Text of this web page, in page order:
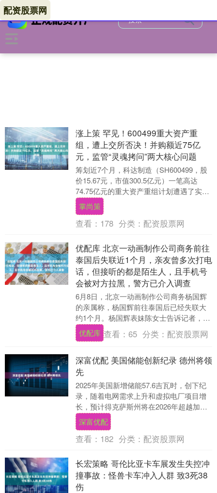
配资股票网
涨上策 罕见！600499重大资产重
组，遭上交所否决！并购额近75亿
元，监管“灵魂拷问”两大核心问题
筹划近7个月，科达制造（SH600499，股
价15.67元，市值300.5亿元）一笔高达
74.75亿元的重大资产重组计划遭遇了实质
性的推进障碍。 8月4日晚间，....
掌尚策
查看： 178 分类： 配资股票网
优配库 北京一动画制作公司商务前往
泰国后失联近1个月，亲友曾多次打电
话，但接听的都是陌生人，且手机号
会被对方拉黑，警方已介入调查
6月8日，北京一动画制作公司商务杨国辉
的亲属称，杨国辉前往泰国后已经失联大
约1个月。杨国辉表妹陈女士告诉记者，她
于5月7日得知表哥失联，报警后获悉表哥
于5月4日....
优配库 查看：65 分类： 配资股票网
深富优配 美国储能创新纪录 德州将领
先
2025年美国新增储能57.6吉瓦时，创下纪
录，随着电网需求上升和虚拟电厂项目增
长，预计得克萨斯州将在2026年超越加利
福尼亚州成为最大市场。 海量资讯、精准
解....
深富优配
查看： 182 分类： 配资股票网
长宏策略 哥伦比亚卡车展发生失控冲
撞事故：怪兽卡车冲入人群 致3死38
伤